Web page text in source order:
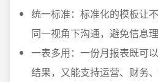
统一标准：标准化的模板让
同一视角下沟通，避免信息理
一表多用：一份月报表既可
结果，又能支持运营、财务